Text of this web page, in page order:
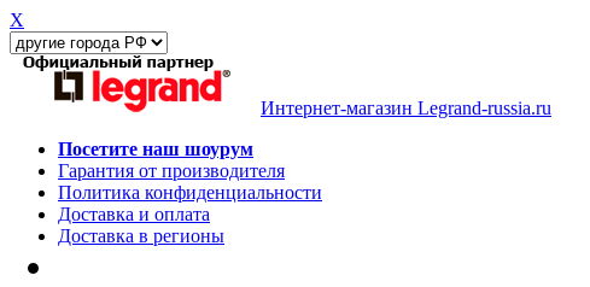
X
Интернет-магазин Legrand-russia.ru
Посетите наш шоурум
Гарантия от производителя
Политика конфиденциальности
Доставка и оплата
Доставка в регионы